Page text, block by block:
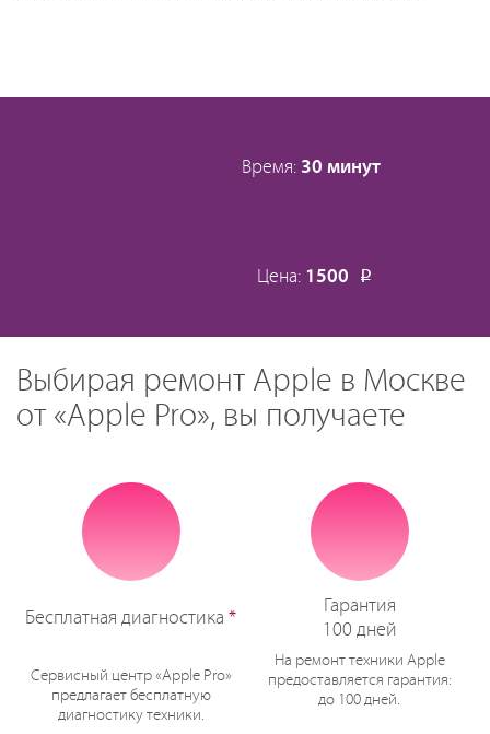
Время: 30 минут
Цена: 1500 Р
Выбирая ремонт Apple в Москве
от «Apple Pro», вы получаете
Бесплатная диагностика *
Сервисный центр «Apple Pro»
предлагает бесплатную
диагностику техники.
Гарантия
100 дней
На ремонт техники Apple
предоставляется гарантия:
до 100 дней.